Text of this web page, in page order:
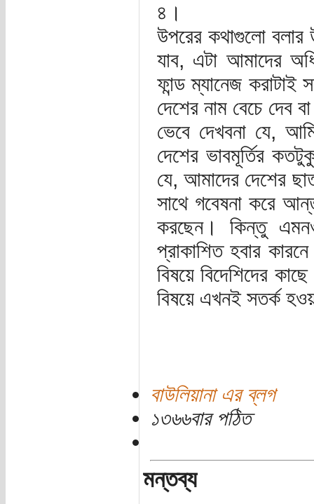
৪।
উপরের কথাগুলো বলার
যাব, এটা আমাদের
ফান্ড ম্যানেজ
দেশের নাম বেচে দেব
ভেবে দেখবনা যে,
দেশের ভাবমূর্তির
যে, আমাদের দেশের
সাথে গবেষনা করে
করছেন। কিন্তু
প্রাকাশিত হবার
বিষয়ে বিদেশিদের
বিষয়ে এখনই সতর্ক
বাউলিয়ানা এর ব্লগ
১৩৬৬বার পঠিত
মন্তব্য